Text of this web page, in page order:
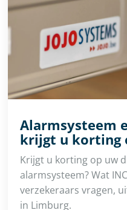
Alarmsysteem
krijgt u korting
Krijgt u korting op uw
alarmsysteem? Wat
verzekeraars vragen,
in Limburg.